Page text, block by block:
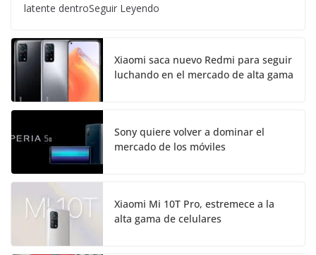
latente dentroSeguir Leyendo
Xiaomi saca nuevo Redmi para seguir
luchando en el mercado de alta gama
Sony quiere volver a dominar el
mercado de los móviles
Xiaomi Mi 10T Pro, estremece a la
alta gama de celulares